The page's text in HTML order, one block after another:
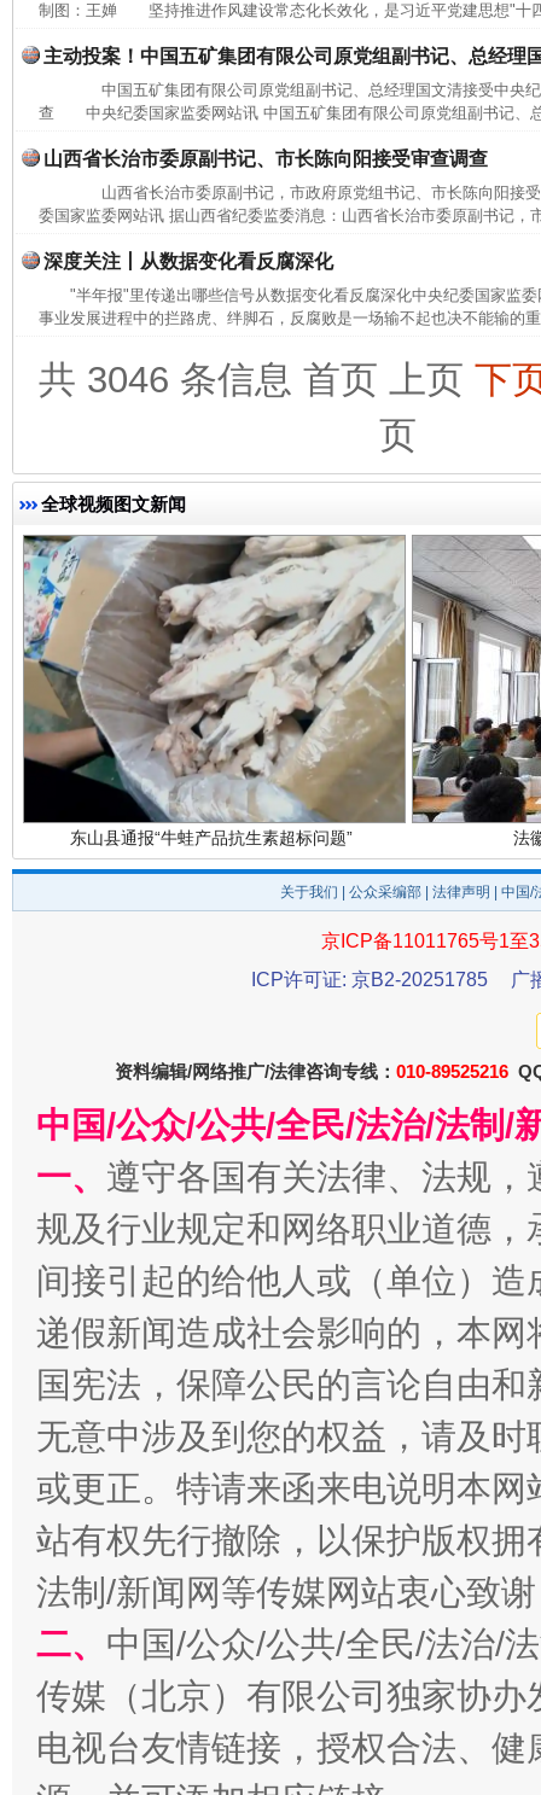
制图：王婵 坚持推进作风建设常态化长效化，是习近平党建思想"十
主动投案！中国五矿集团有限公司原党组副书记、总经理
中国五矿集团有限公司原党组副书记、总经理国文清接受中央
查 中央纪委国家监委网站讯 中国五矿集团有限公司原党组副书记、
山西省长治市委原副书记、市长陈向阳接受审查调查
山西省长治市委原副书记，市政府原党组书记、市长陈向阳
委国家监委网站讯 据山西省纪委监委消息：山西省长治市委原副书记，
深度关注丨从数据变化看反腐深化
"半年报"里传递出哪些信号从数据变化看反腐深化中央纪委国家
事业发展进程中的拦路虎、绊脚石，反腐败是一场输不起也决不能输的
共 3046 条信息 首页 上页 下
页
全球视频图文新闻
东山县通报“牛蛙产品抗生素超标问题” 法
千年窑火 生生不息 一
揭开“小金库”的免责幌子
关于我们 公众采编部 法律声明 | 中国
京ICP备11011765号1至
ICP许可证: 京B2-20251785
广
资料编辑/网络推广/法律咨询专线： 010-89525216
中国/公众/公共/全民/法治/法制/
一、 遵守各国有关法律、法规
规及行业规定和网络职业道德
间接引起的给他人或（单位）
递假新闻造成社会影响的，本
国宪法，保障公民的言论自由
无意中涉及到您的权益，请及
或更正。特请来函来电说明本
站有权先行撤除，以保护版权
法制/新闻网等传媒网站衷心致
二、 中国/公众/公共/全民/法治/
传媒（北京）有限公司独家协
电视台友情链接，授权合法、